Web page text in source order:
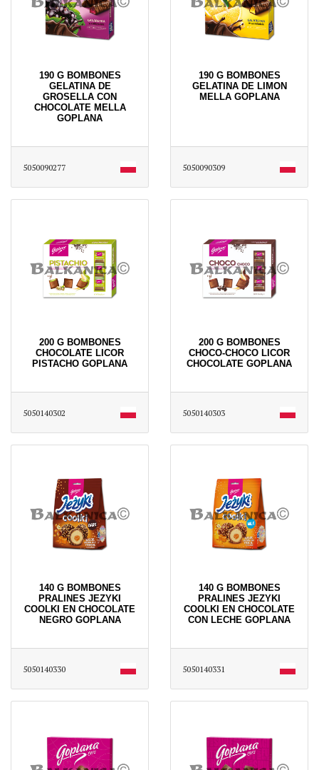
190 G BOMBONES
GELATINA DE
GROSELLA CON
CHOCOLATE MELLA
GOPLANA
5050090277
190 G BOMBONES
GELATINA DE LIMON
MELLA GOPLANA
5050090309
200 G BOMBONES
CHOCOLATE LICOR
PISTACHO GOPLANA
5050140302
200 G BOMBONES
CHOCO-CHOCO LICOR
CHOCOLATE GOPLANA
5050140303
140 G BOMBONES
PRALINES JEZYKI
COOLKI EN CHOCOLATE
NEGRO GOPLANA
5050140330
140 G BOMBONES
PRALINES JEZYKI
COOLKI EN CHOCOLATE
CON LECHE GOPLANA
5050140331